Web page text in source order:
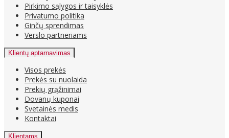
Pirkimo sąlygos ir taisyklės
Privatumo politika
Ginčų sprendimas
Verslo partneriams
Klientų aptarnavimas
Visos prekės
Prekės su nuolaida
Prekių grąžinimai
Dovanų kuponai
Svetainės medis
Kontaktai
Klientams